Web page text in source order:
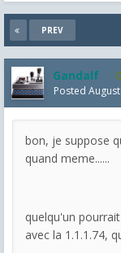
PREV
Gandalf
Posted
bon, je suppose
quand meme......
quelqu'un
avec la 1.1.1.74,